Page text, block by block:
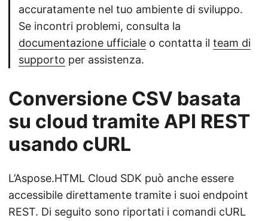
accuratamente nel tuo ambiente di sviluppo.
Se incontri problemi, consulta la
documentazione ufficiale o contatta il team di
supporto per assistenza.
Conversione CSV basata
su cloud tramite API REST
usando cURL
L’Aspose.HTML Cloud SDK può anche essere
accessibile direttamente tramite i suoi endpoint
REST. Di seguito sono riportati i comandi cURL